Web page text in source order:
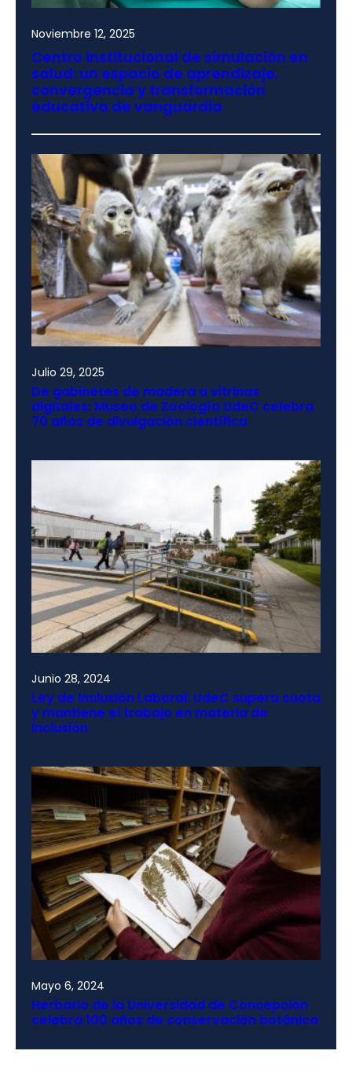
Noviembre 12, 2025
Centro institucional de simulación en
salud: un espacio de aprendizaje,
convergencia y transformación
educativa de vanguardia
Julio 29, 2025
De gabinetes de madera a vitrinas
digitales: Museo de Zoología UdeC celebra
70 años de divulgación científica
Junio 28, 2024
Ley de Inclusión Laboral: UdeC supera cuota
y mantiene el trabajo en materia de
inclusión
Mayo 6, 2024
Herbario de la Universidad de Concepción
celebra 100 años de conservación botánica